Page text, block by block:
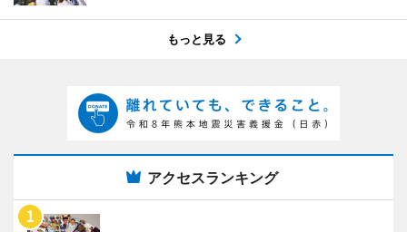
もっと見る
アクセスランキング